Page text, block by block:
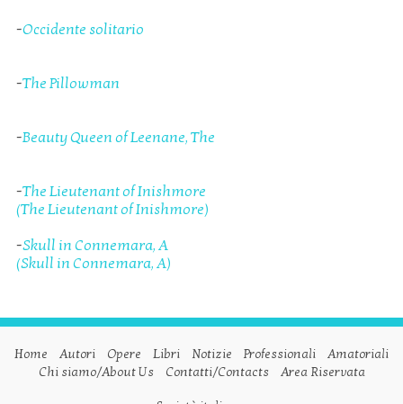
-Occidente solitario
-The Pillowman
-Beauty Queen of Leenane, The
-The Lieutenant of Inishmore
(The Lieutenant of Inishmore)
-Skull in Connemara, A
(Skull in Connemara, A)
Home Autori Opere Libri Notizie Professionali
Amatoriali
Chi siamo/About Us
Contatti/Contacts Area Riservata